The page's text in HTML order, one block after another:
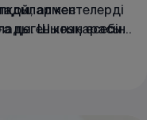
ал кестелерді
Шығын есебін
өзіңізге ыңғайлап
деген көзқарасы